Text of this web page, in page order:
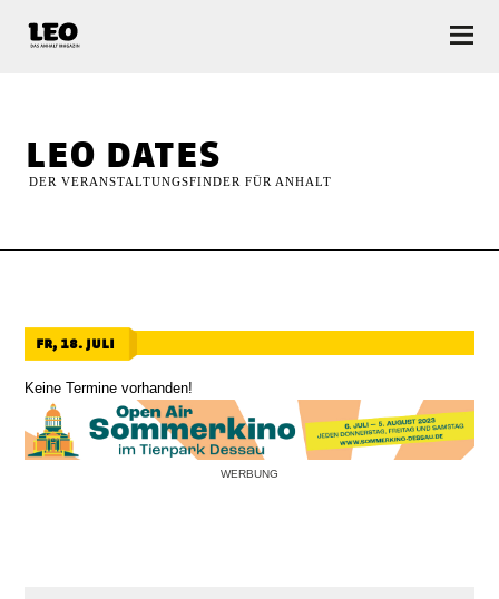
leo dates
DER VERANSTALTUNGSFINDER FÜR ANHALT
fr, 18. juli
Keine Termine vorhanden!
WERBUNG